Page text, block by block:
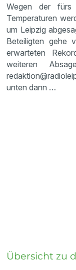
Wegen der fürs
Temperaturen
um Leipzig
Beteiligten gehe
erwarteten
weiteren
unten dann …
Übersicht zu